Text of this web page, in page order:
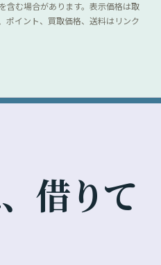
含む場合があります。表示価格は取
ポイント、買取価格、送料はリンク
、 借りて